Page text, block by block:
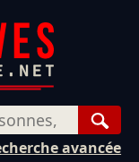
avancée